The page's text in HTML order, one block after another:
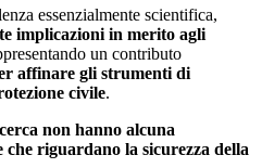
essenzialmente scientifica,
implicazioni in merito agli
un contributo
affinare gli strumenti di
civile.
non hanno alcuna
riguardano la sicurezza della